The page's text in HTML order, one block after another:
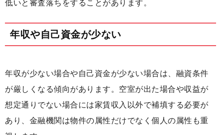
低いと審査落ちをすることがあります。
年収や自己資金が少ない
年収が少ない場合や自己資金が少ない場合は、融資条件
が厳しくなる傾向があります。空室が出た場合や収益が
想定通りでない場合には家賃収入以外で補填する必要が
あり、金融機関は物件の属性だけでなく個人の属性も重